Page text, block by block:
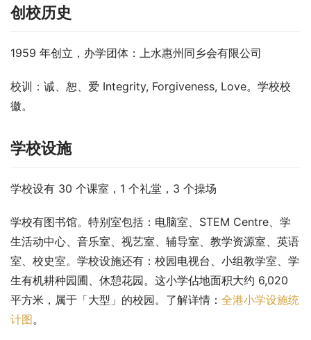
创校历史
1959 年创立，办学团体：上水惠州同乡会有限公司
校训：诚、恕、爱 Integrity, Forgiveness, Love。学校校
徽。
学校设施
学校设有 30 个课室，1 个礼堂，3 个操场
学校有图书馆。特别室包括：电脑室、STEM Centre、学
生活动中心、音乐室、视艺室、辅导室、教学资源室、英语
室、校史室。学校设施还有：校园电视台、小组教学室、学
生有机耕种园圃、休憩花园。这小学佔地面积大约 6,020
平方米，属于「大型」的校园。了解详情： 全港小学设施统
计图。